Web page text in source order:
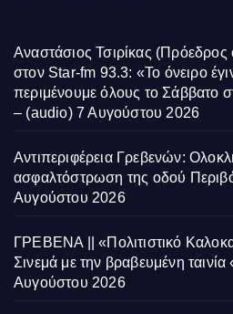
Αναστάσιος Τσιρίκας
στον Star-fm 93.3: «Το όνειρο
περιμένουμε όλους το Σάββατο
– (audio) 7 Αυγούστου 2026
Αντιπεριφέρεια Γρεβενών:
ασφαλτόστρωση της οδού
Αυγούστου 2026
ΓΡΕΒΕΝΑ || «Πολιτιστικό
Σινεμά με την βραβευμένη
Αυγούστου 2026